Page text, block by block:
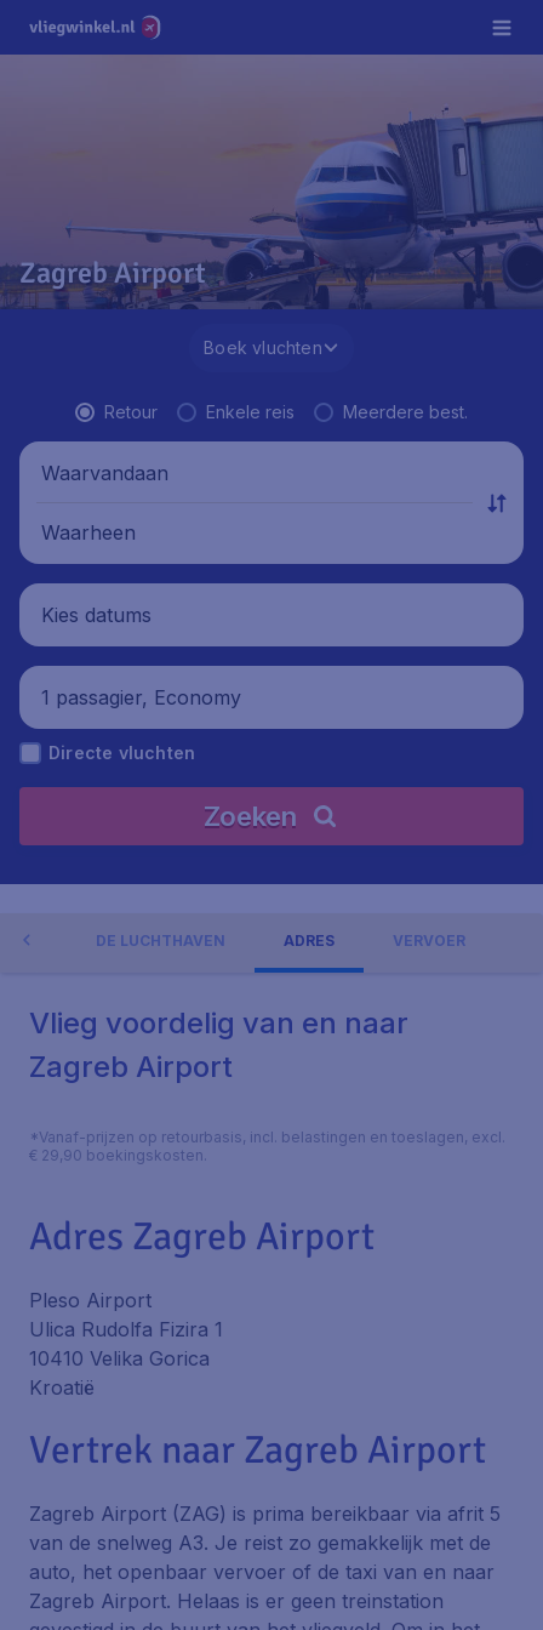
Zagreb Airport
Boek vluchten
Retour Enkele reis Meerdere best.
Waarvandaan
Waarheen
Kies datums
1 passagier, Economy
Directe vluchten
Zoeken
DE LUCHTHAVEN ADRES VERVOER
Vlieg voordelig van en naar
Zagreb Airport
*Vanaf-prijzen op retourbasis, incl. belastingen en toeslagen, excl.
€ 29,90 boekingskosten.
Adres Zagreb Airport
Pleso Airport
Ulica Rudolfa Fizira 1
10410 Velika Gorica
Kroatië
Vertrek naar Zagreb Airport
Zagreb Airport (ZAG) is prima bereikbaar via afrit 5
van de snelweg A3. Je reist zo gemakkelijk met de
auto, het openbaar vervoer of de taxi van en naar
Zagreb Airport. Helaas is er geen treinstation